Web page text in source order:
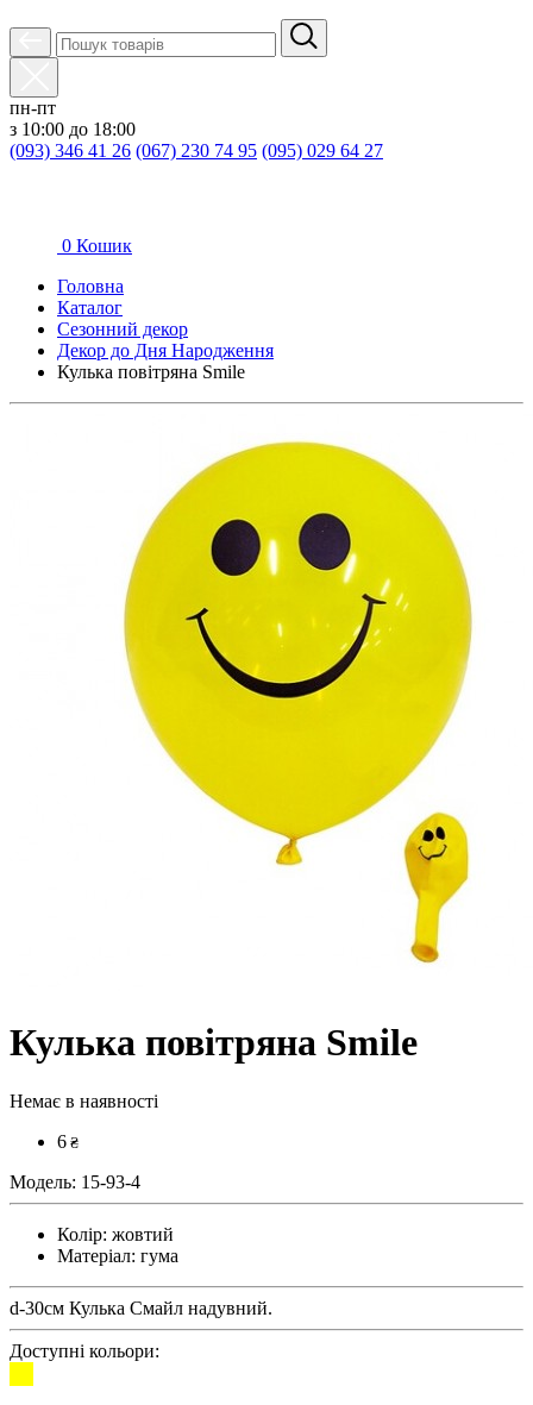
пн-пт
з 10:00 до 18:00
(093) 346 41 26 (067) 230 74 95 (095) 029 64 27
0 Кошик
Головна
Каталог
Сезонний декор
Декор до Дня Народження
Кулька повітряна Smile
Кулька повітряна Smile
Немає в наявності
6 ₴
Модель: 15-93-4
Колір: жовтий
Матеріал: гума
d-30см Кулька Смайл надувний.
Доступні кольори: